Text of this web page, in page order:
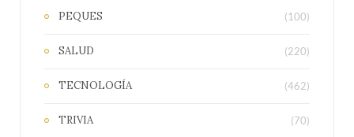
PEQUES (100)
SALUD (220)
TECNOLOGÍA (462)
TRIVIA (70)